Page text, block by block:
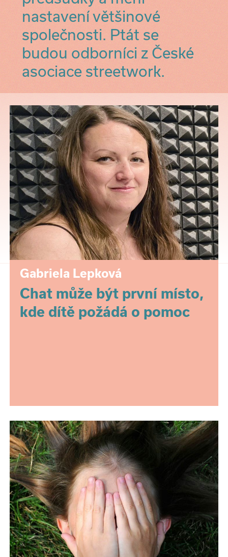
nastavení většinové
společnosti. Ptát se
budou odborníci z České
asociace streetwork.
Gabriela Lepková
Chat může být první místo,
kde dítě požádá o pomoc